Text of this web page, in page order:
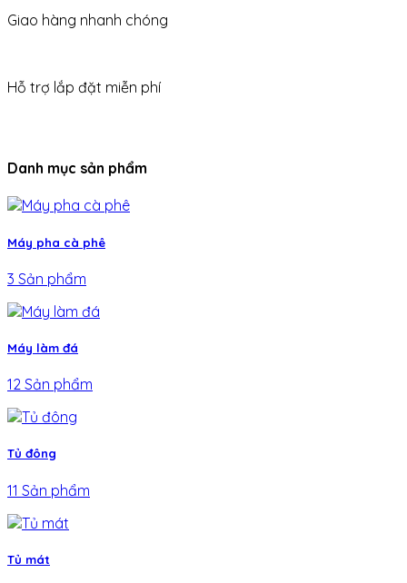
Giao hàng nhanh chóng
Hỗ trợ lắp đặt miễn phí
Danh mục sản phẩm
Máy pha cà phê
3 Sản phẩm
Máy làm đá
12 Sản phẩm
Tủ đông
11 Sản phẩm
Tủ mát